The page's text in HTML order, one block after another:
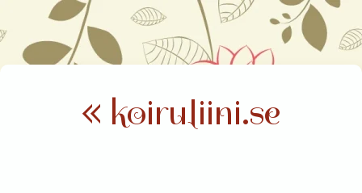
« koiruliini.se